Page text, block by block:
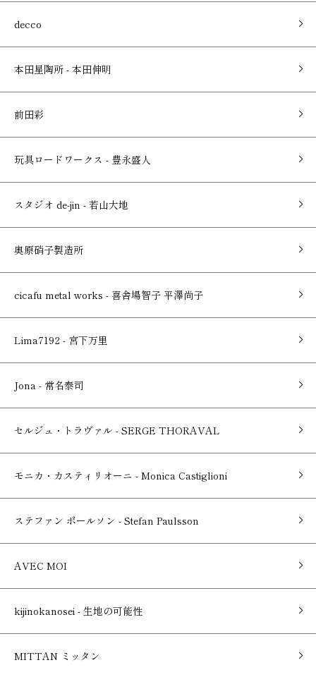
decco
本田星陶所 - 本田伸明
前田彩
玩具ロードワークス - 豊永盛人
スタジオ de-jin - 若山大地
奥原硝子製造所
cicafu metal works - 喜舎場智子 平澤尚子
Lima7192 - 宮下万里
Jona - 常名泰司
セルジュ・トラヴァル - SERGE THORAVAL
モニカ・カスティリオーニ - Monica Castiglioni
ステファン ポールソン - Stefan Paulsson
AVEC MOI
kijinokanosei - 生地の可能性
MITTAN ミッタン